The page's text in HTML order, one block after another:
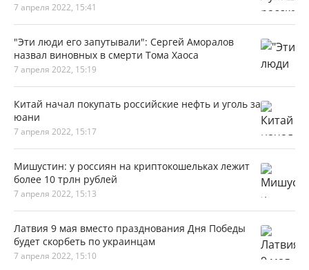
7 апреля 2022, 15:41
"Эти люди его запутывали": Сергей Аморалов
назвал виновных в смерти Тома Хаоса
7 апреля 2022, 15:19
Китай начал покупать российские нефть и уголь за
юани
7 апреля 2022, 15:17
Мишустин: у россиян на криптокошельках лежит
более 10 трлн рублей
7 апреля 2022, 15:13
Латвия 9 мая вместо празднования Дня Победы
будет скорбеть по украинцам
7 апреля 2022, 15:10